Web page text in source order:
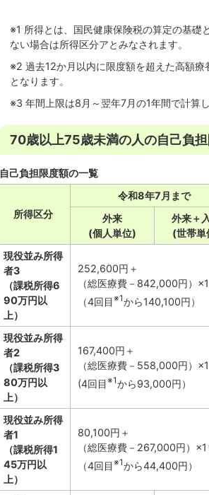
※1 所得とは、国民健康保険税の算定の基礎
ない場合は所得区分アとみなされます。
※2 過去12か月以内に限度額を超えた高額
となります。
※3 年間上限は8月～翌年7月の1年間で計算し
70歳以上75歳未満の人の自己負
自己負担限度額の一覧
所得区分
令和8年7月まで
外来
(個人単位)
外来＋
(世帯単
現役並み所得
者3
（課税所得6
90万円以
上）
252,600円＋
（総医療費－842,000円）
（4回目※1から140,100円）
現役並み所得
者2
（課税所得3
80万円以
上）
167,400円＋
（総医療費－558,000円）
(4回目※1から93,000円）
現役並み所得
者1
（課税所得1
45万円以
上）
80,100円＋
（総医療費－267,000円）×1
（4回目※1から44,400円）